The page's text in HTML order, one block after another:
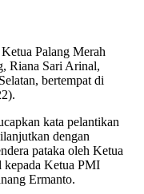
Palang Merah
Riana Sari Arinal,
bertempat di
kata pelantikan
dengan
pataka oleh Ketua
Ketua PMI
Ermanto.